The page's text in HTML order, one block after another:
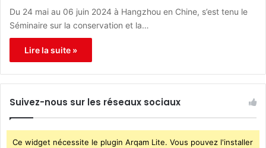
Du 24 mai au 06 juin 2024 à Hangzhou en Chine, s’est tenu le
Séminaire sur la conservation et la…
Lire la suite »
Suivez-nous sur les réseaux sociaux
Ce widget nécessite le plugin Arqam Lite. Vous pouvez l'installer